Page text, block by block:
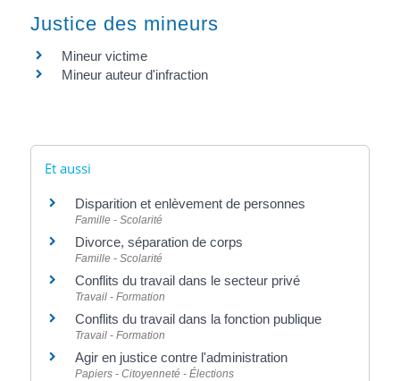
Justice des mineurs
Mineur victime
Mineur auteur d'infraction
Et aussi
Disparition et enlèvement de personnes
Famille - Scolarité
Divorce, séparation de corps
Famille - Scolarité
Conflits du travail dans le secteur privé
Travail - Formation
Conflits du travail dans la fonction publique
Travail - Formation
Agir en justice contre l'administration
Papiers - Citoyenneté - Élections